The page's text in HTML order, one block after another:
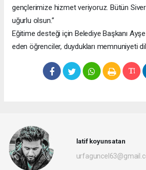
gençlerimize hizmet veriyoruz. Bütün
uğurlu olsun.”
Eğitime desteği için Belediye Başkanı
eden öğrenciler, duydukları memnuniyeti
latif koyunsatan